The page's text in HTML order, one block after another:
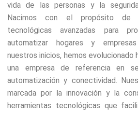
vida de las personas y la
Nacimos con el propósito de
tecnológicas avanzadas para
automatizar hogares y
nuestros inicios, hemos evolucionado
una empresa de referencia en
automatización y conectividad.
marcada por la innovación y la
herramientas tecnológicas que